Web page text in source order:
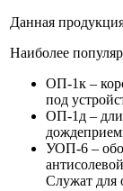
Данная
Наиболее
ОП-1к –
под
ОП-1д –
УОП-6 –
Служат для